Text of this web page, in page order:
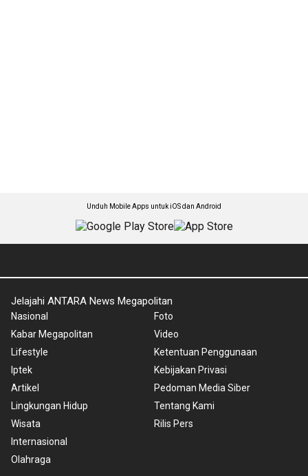
Unduh Mobile Apps untuk iOS dan Android
Jelajahi ANTARA News Megapolitan
Nasional
Kabar Megapolitan
Lifestyle
Iptek
Artikel
Lingkungan Hidup
Wisata
Internasional
Olahraga
Foto
Video
Ketentuan Penggunaan
Kebijakan Privasi
Pedoman Media Siber
Tentang Kami
Rilis Pers